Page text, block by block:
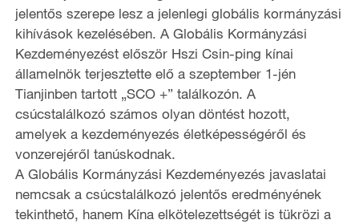
jelentős szerepe lesz a jelenlegi globális kormányzási
kihívások kezelésében. A Globális Kormányzási
Kezdeményezést először Hszi Csin-ping kínai
államelnök terjesztette elő a szeptember 1-jén
Tianjinben tartott „SCO +” találkozón. A
csúcstalálkozó számos olyan döntést hozott,
amelyek a kezdeményezés életképességéről és
vonzerejéről tanúskodnak.
A Globális Kormányzási Kezdeményezés javaslatai
nemcsak a csúcstalálkozó jelentős eredményének
tekinthető, hanem Kína elkötelezettségét is tükrözi a